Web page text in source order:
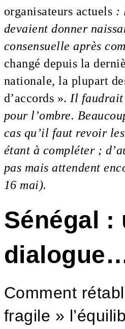
organisateurs actuels :
devaient donner
consensuelle après
changé depuis la
nationale, la plupart
d’accords ». Il faudrait
pour l’ombre.
cas qu’il faut revoir
étant à compléter ;
pas mais attendent
16 mai).
Sénégal :
Comment
fragile »